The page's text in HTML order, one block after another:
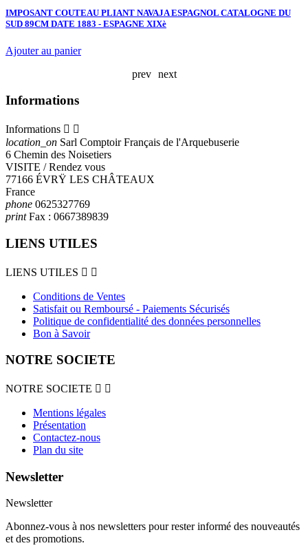
IMPOSANT COUTEAU PLIANT NAVAJA ESPAGNOL CATALOGNE DU
SUD 89CM DATE 1883 - ESPAGNE XIXè
Ajouter au panier
prev next
Informations
Informations  
location_on Sarl Comptoir Français de l'Arquebuserie
6 Chemin des Noisetiers
VISITE / Rendez vous
77166 ÉVRŸ LES CHÂTEAUX
France
phone 0625327769
printFax : 0667389839
LIENS UTILES
LIENS UTILES  
Conditions de Ventes
Satisfait ou Remboursé - Paiements Sécurisés
Politique de confidentialité des données personnelles
Bon à Savoir
NOTRE SOCIETE
NOTRE SOCIETE  
Mentions légales
Présentation
Contactez-nous
Plan du site
Newsletter
Newsletter
Abonnez-vous à nos newsletters pour rester informé des nouveautés
et des promotions.